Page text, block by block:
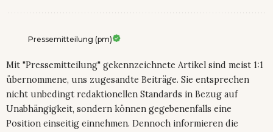
Pressemitteilung (pm)
Mit "Pressemitteilung" gekennzeichnete Artikel sind meist 1:1
übernommene, uns zugesandte Beiträge. Sie entsprechen
nicht unbedingt redaktionellen Standards in Bezug auf
Unabhängigkeit, sondern können gegebenenfalls eine
Position einseitig einnehmen. Dennoch informieren die